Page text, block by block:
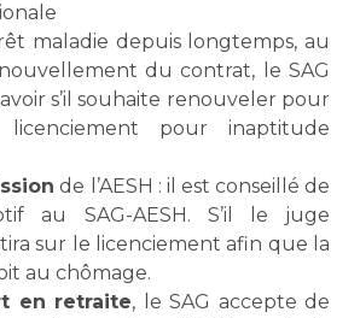
maladie depuis longtemps, au
du contrat, le SAG
s’il souhaite renouveler pour
pour inaptitude
de l’AESH : il est conseillé de
au SAG-AESH. S’il le juge
sur le licenciement afin que la
au chômage.
en retraite, le SAG accepte de